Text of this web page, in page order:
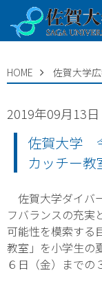
HOME 佐賀大学
2019年09月13日
佐賀大学
カッチー
佐賀大学ダイバ
フバランスの充実
可能性を模索する
教室」を小学生の
６日（金）までの